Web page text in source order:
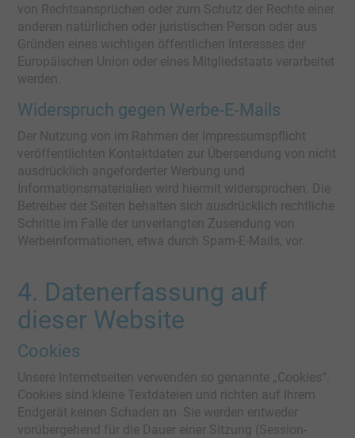
von Rechtsansprüchen oder zum Schutz der Rechte einer
anderen natürlichen oder juristischen Person oder aus
Gründen eines wichtigen öffentlichen Interesses der
Europäischen Union oder eines Mitgliedstaats verarbeitet
werden.
Widerspruch gegen Werbe-E-Mails
Der Nutzung von im Rahmen der Impressumspflicht
veröffentlichten Kontaktdaten zur Übersendung von nicht
ausdrücklich angeforderter Werbung und
Informationsmaterialien wird hiermit widersprochen. Die
Betreiber der Seiten behalten sich ausdrücklich rechtliche
Schritte im Falle der unverlangten Zusendung von
Werbeinformationen, etwa durch Spam-E-Mails, vor.
4. Datenerfassung auf
dieser Website
Cookies
Unsere Internetseiten verwenden so genannte „Cookies“.
Cookies sind kleine Textdateien und richten auf Ihrem
Endgerät keinen Schaden an. Sie werden entweder
vorübergehend für die Dauer einer Sitzung (Session-